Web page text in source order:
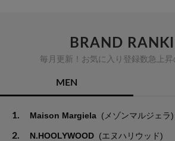
BRAND
毎月更新！お気に入り登録数急上
MEN
1. Maison Margiela (メゾンマルジェラ)
2. N.HOOLYWOOD (エヌハリウッド)